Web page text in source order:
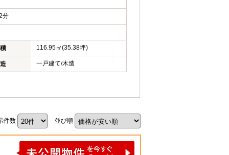
分
116.95㎡(35.38坪)
一戸建て/木造
件数 並び順